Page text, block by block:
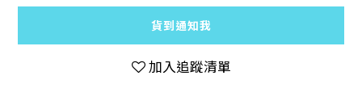
貨到通知我
加入追蹤清單